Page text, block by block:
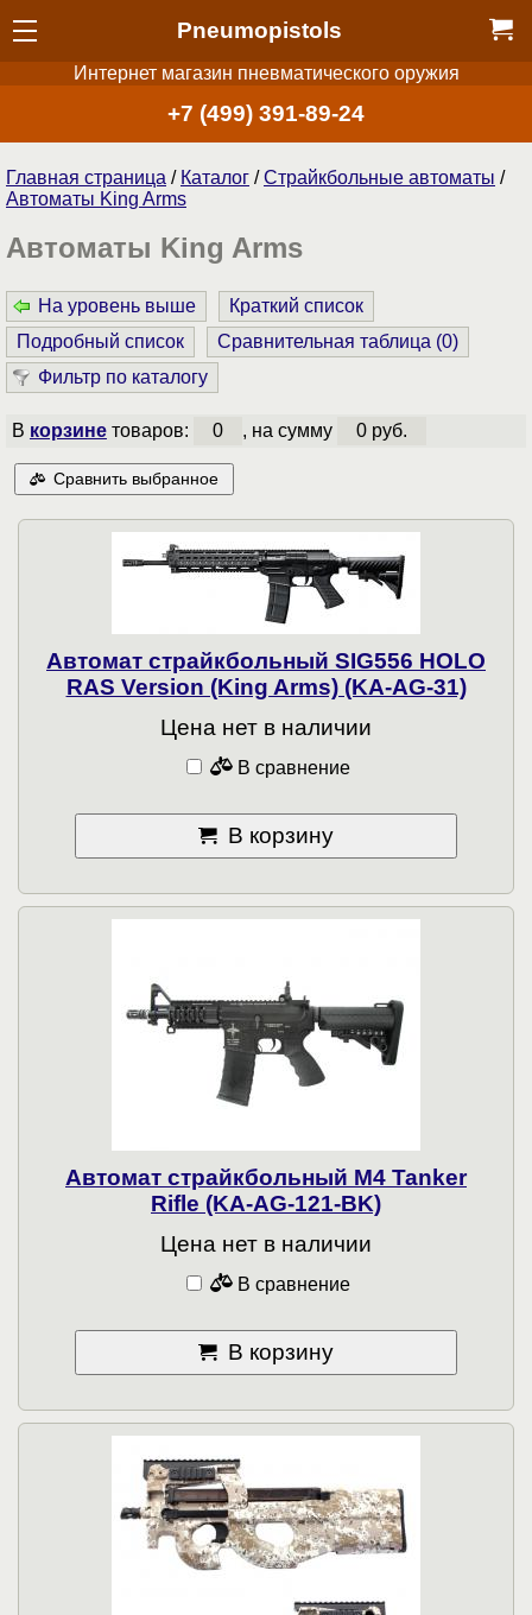
Pneumopistols
Интернет магазин пневматического оружия
+7 (499) 391-89-24
Главная страница / Каталог /Страйкбольные автоматы /
Автоматы King Arms
Автоматы King Arms
На уровень выше
Краткий список
Подробный список
Сравнительная таблица (0)
Фильтр по каталогу
В корзинетоваров: 0 , на сумму 0 руб.
Сравнить выбранное
Автомат страйкбольный SIG556 HOLO
RAS Version (King Arms) (KA-AG-31)
Цена нет в наличии
В сравнение
В корзину
Автомат страйкбольный M4 Tanker
Rifle (KA-AG-121-BK)
Цена нет в наличии
В сравнение
В корзину